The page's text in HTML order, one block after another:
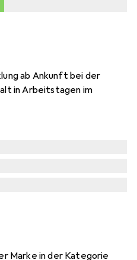
ab Ankunft bei der
in Arbeitstagen im
Marke in der Kategorie